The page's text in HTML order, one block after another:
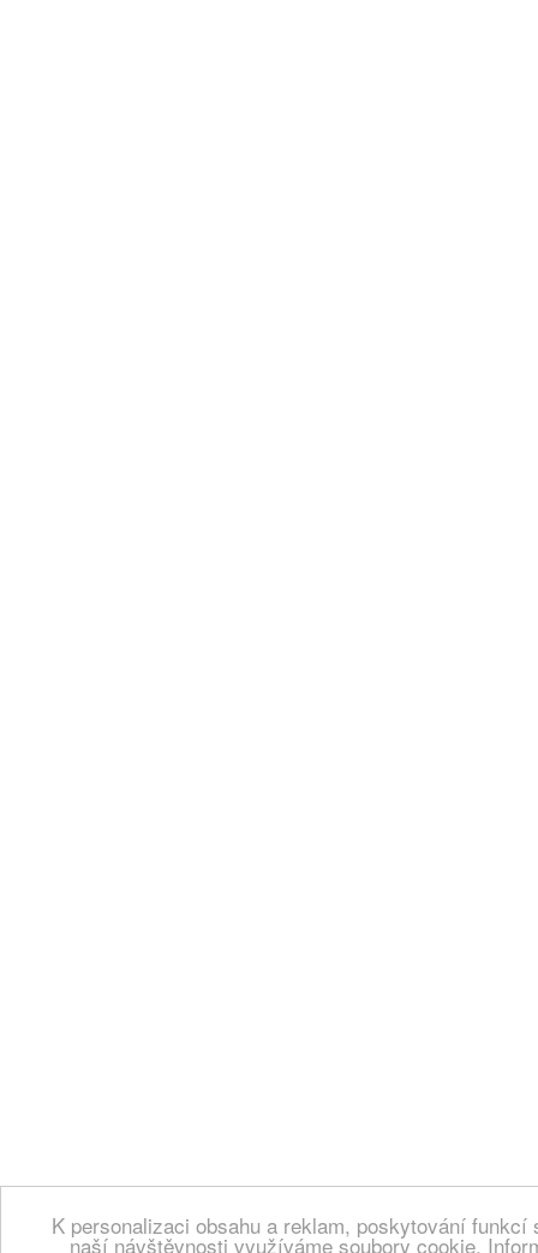
K personalizaci obsahu a reklam, poskytování
naší návštěvnosti využíváme soubory cookie.